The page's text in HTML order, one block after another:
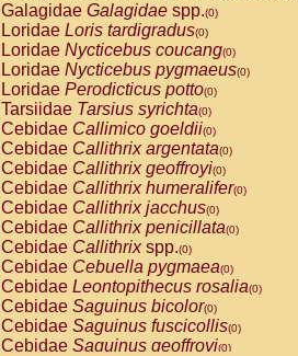
Galagidae Galagidae spp.(0)
Loridae Loris tardigradus(0)
Loridae Nycticebus coucang(0)
Loridae Nycticebus pygmaeus(0)
Loridae Perodicticus potto(0)
Tarsiidae Tarsius syrichta(0)
Cebidae Callimico goeldii(0)
Cebidae Callithrix argentata(0)
Cebidae Callithrix geoffroyi(0)
Cebidae Callithrix humeralifer(0)
Cebidae Callithrix jacchus(0)
Cebidae Callithrix penicillata(0)
Cebidae Callithrixspp.(0)
Cebidae Cebuella pygmaea(0)
Cebidae Leontopithecus rosalia(0)
Cebidae Saguinus bicolor(0)
Cebidae Saguinus fuscicollis(0)
Cebidae Saguinus geoffroyi(0)